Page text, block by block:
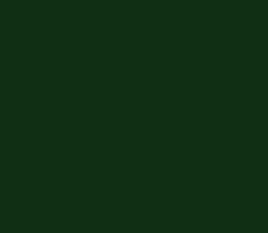
d`oliva extravergine,